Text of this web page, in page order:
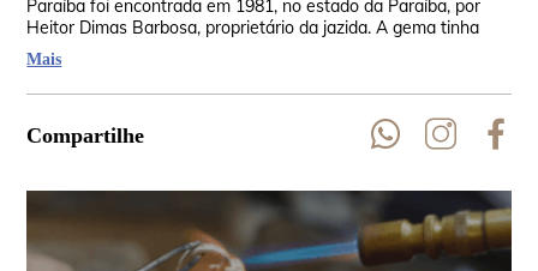
Paraíba foi encontrada em 1981, no estado da Paraíba, por
Heitor Dimas Barbosa, proprietário da jazida. A gema tinha
uma beleza tão fascinante que os comerciantes não
compraram por temer ser sintética.
Mais
Compartilhe